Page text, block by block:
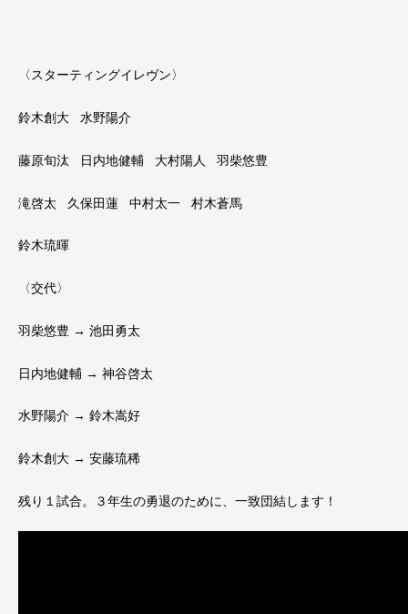
〈スターティングイレヴン〉
鈴木創大 水野陽介
藤原旬汰 日内地健輔 大村陽人 羽柴悠豊
滝啓太 久保田蓮 中村太一 村木蒼馬
鈴木琉暉
〈交代〉
羽柴悠豊 → 池田勇太
日内地健輔 → 神谷啓太
水野陽介 → 鈴木嵩好
鈴木創大 → 安藤琉稀
残り１試合。３年生の勇退のために、一致団結します！